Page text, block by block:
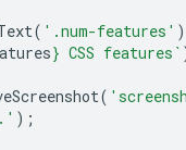
( '.num-features'
} CSS features`
(
);